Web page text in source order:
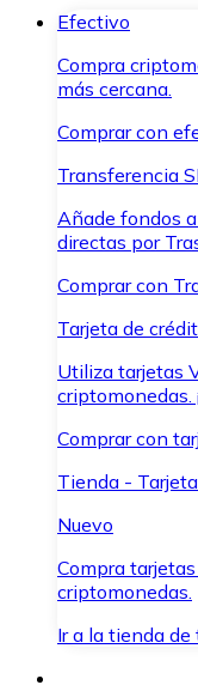
Efectivo
Compra
más cercana.
Comprar con
Transferencia
Añade fondos
directas por
Comprar con
Tarjeta de
Utiliza tarjetas
criptomonedas.
Comprar con
Tienda -
Nuevo
Compra
criptomonedas.
Ir a la tienda de